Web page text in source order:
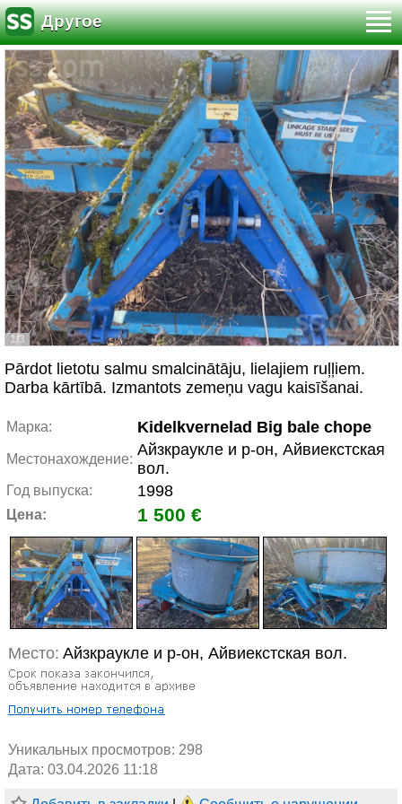
Другое
1/3
Pārdot lietotu salmu smalcinātāju, lielajiem ruļļiem.
Darba kārtībā. Izmantots zemeņu vagu kaisīšanai.
Марка: Kidelkvernelad Big bale chope
Местонахождение:
Айзкраукле и р-он, Айвиекстская
вол.
Год выпуска: 1998
Цена: 1 500 €
Место: Айзкраукле и р-он, Айвиекстская вол.
Уникальных просмотров: 298
Дата: 03.04.2026 11:18